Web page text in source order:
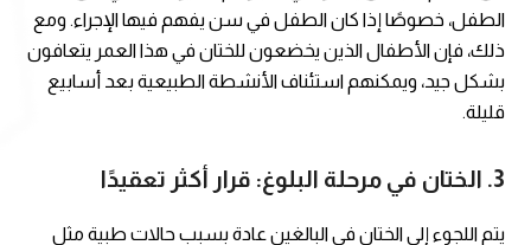
الطفل، خصوصًا إذا كان الطفل في سن يفهم فيها الإجراء. ومع
ذلك، فإن الأطفال الذين يخضعون للختان في هذا العمر يتعافون
بشكل جيد، ويمكنهم استئناف الأنشطة الطبيعية بعد أسابيع
قليلة.
3. الختان في مرحلة البلوغ: قرار أكثر تعقيدًا
يتم اللجوء إلى الختان في البالغين عادة بسبب حالات طبية مثل